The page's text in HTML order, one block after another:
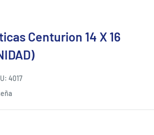
Centurion 14 X 16
4017